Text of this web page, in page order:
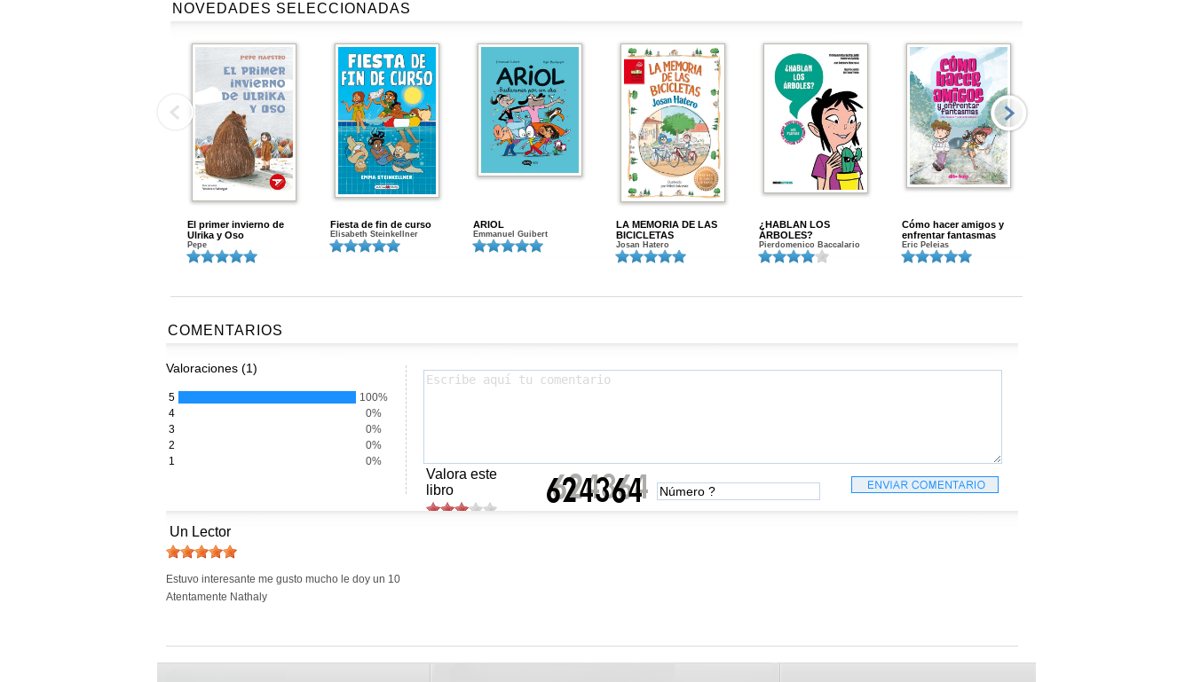
NOVEDADES SELECCIONADAS
El primer invierno de
Ulrika y Oso
Pepe
Fiesta de fin de curso
Elisabeth Steinkellner
ARIOL
Emmanuel Guibert
LA MEMORIA DE LAS
BICICLETAS
Josan Hatero
¿HABLAN LOS
ÁRBOLES?
Pierdomenico Baccalario
Cómo hacer amigos y
enfrentar fantasmas
Eric Peleias
COMENTARIOS
Valoraciones (1)
5
100%
4
0%
3
0%
2
0%
1
0%
Valora este
libro
Un Lector
Estuvo interesante me gusto mucho le doy un 10
Atentamente Nathaly